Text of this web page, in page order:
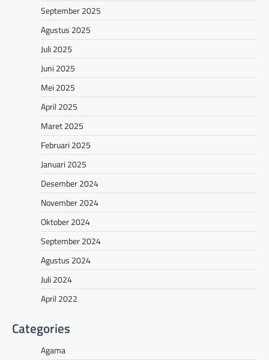
September 2025
Agustus 2025
Juli 2025
Juni 2025
Mei 2025
April 2025
Maret 2025
Februari 2025
Januari 2025
Desember 2024
November 2024
Oktober 2024
September 2024
Agustus 2024
Juli 2024
April 2022
Categories
Agama